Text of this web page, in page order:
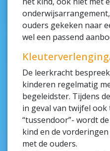
ouders gekeken naar
wel een passend
De leerkracht
kinderen regelmatig
begeleidster. Tijdens
in geval van twijfel
“tussendoor”- wordt
kind en de
met de ouders.